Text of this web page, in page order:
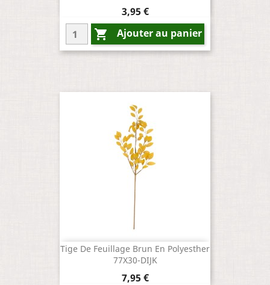
Prix
3,95 €
 Ajouter au panier
Tige De Feuillage Brun En Polyesther
77X30-DIJK
Prix
7,95 €